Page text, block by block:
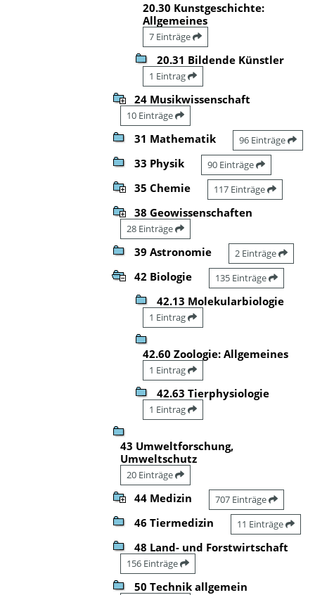
20.30 Kunstgeschichte:
Allgemeines
7 Einträge
20.31 Bildende Künstler
1 Eintrag
24 Musikwissenschaft
10 Einträge
31 Mathematik 96 Einträge
33 Physik 90 Einträge
35 Chemie 117 Einträge
38 Geowissenschaften
28 Einträge
39 Astronomie 2 Einträge
42 Biologie 135 Einträge
42.13 Molekularbiologie
1 Eintrag
42.60 Zoologie: Allgemeines
1 Eintrag
42.63 Tierphysiologie
1 Eintrag
43 Umweltforschung,
Umweltschutz
20 Einträge
44 Medizin 707 Einträge
46 Tiermedizin 11 Einträge
48 Land- und Forstwirtschaft
156 Einträge
50 Technik allgemein